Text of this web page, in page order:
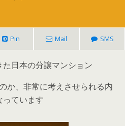
Pin Mail SMS
日本の分譲マンション
か、非常に考えさせられる内
っています